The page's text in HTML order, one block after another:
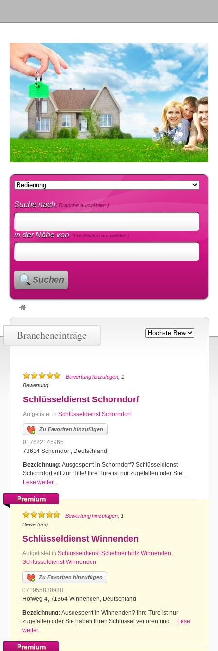
Suche nach( Branche auswählen )
in der Nähe von( Ihre Region auswählen )
Suchen
Brancheneinträge
Bewertung hinzufügen , 1
Bewertung
Schlüsseldienst Schorndorf
Aufgelistet in Schlüsseldienst Schorndorf
Zu Favoriten hinzufügen
017622145965
73614 Schorndorf, Deutschland
Bezeichnung: Ausgesperrt in Schorndorf? Schlüsseldienst
Schorndorf eilt zur Hilfe! Ihre Türe ist nur zugefallen oder Sie…
Lese weiter...
Premium
Bewertung hinzufügen , 1
Bewertung
Schlüsseldienst Winnenden
Aufgelistet in Schlüsseldienst Schelmenholz Winnenden,
Schlüsseldienst Winnenden
Zu Favoriten hinzufügen
071955830938
Hofweg 4, 71364 Winnenden, Deutschland
Bezeichnung: Ausgesperrt in Winnenden? Ihre Türe ist nur
zugefallen oder Sie haben Ihren Schlüssel verloren und… Lese
weiter...
Premium